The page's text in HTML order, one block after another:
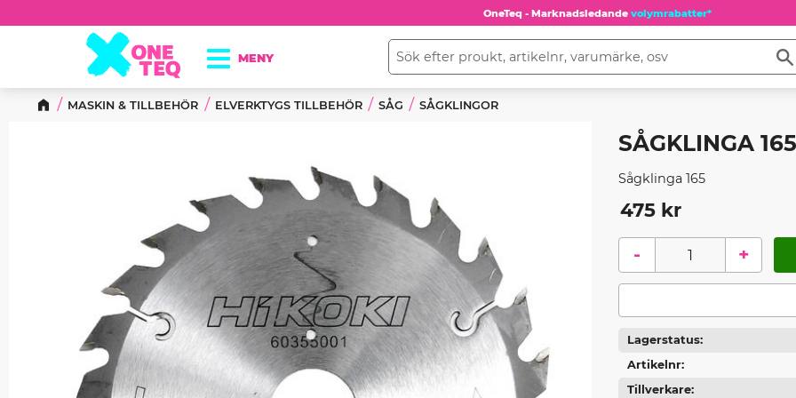
OneTeq - Marknadsledande volymrabatter*
MASKIN & TILLBEHÖR ELVERKTYGS TILLBEHÖR SÅG SÅGKLINGOR
SÅGKLINGA
Sågklinga 165
475kr
+
-
Lagerstatus
Artikelnr
Tillverkare